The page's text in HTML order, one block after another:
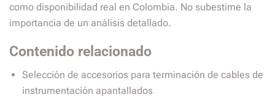
como disponibilidad real en Colombia. No subestime la
importancia de un análisis detallado.
Contenido relacionado
Selección de accesorios para terminación de cables de
instrumentación apantallados